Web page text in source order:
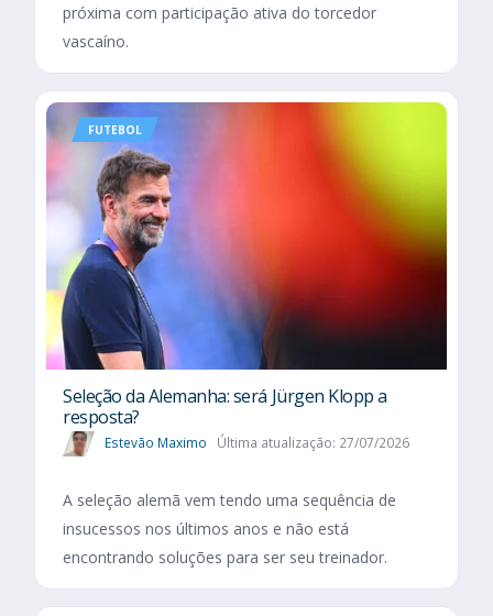
próxima com participação ativa do torcedor
vascaíno.
FUTEBOL
Seleção da Alemanha: será Jürgen Klopp a
resposta?
Estevão Maximo Última atualização: 27/07/2026
A seleção alemã vem tendo uma sequência de
insucessos nos últimos anos e não está
encontrando soluções para ser seu treinador.